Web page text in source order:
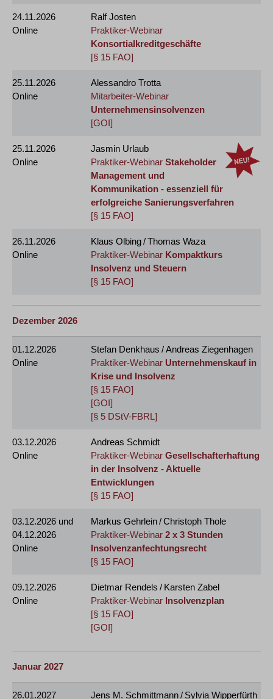
24.11.2026
Online
Ralf Josten
Praktiker-Webinar
Konsortialkreditgeschäfte
[§ 15 FAO]
25.11.2026
Online
Alessandro Trotta
Mitarbeiter-Webinar
Unternehmensinsolvenzen
[GOI]
25.11.2026
Online
Jasmin Urlaub
Praktiker-Webinar Stakeholder
Management und
Kommunikation - essenziell für
erfolgreiche Sanierungsverfahren
[§ 15 FAO]
26.11.2026
Online
Klaus Olbing / Thomas Waza
Praktiker-Webinar Kompaktkurs
Insolvenz und Steuern
[§ 15 FAO]
Dezember 2026
01.12.2026
Online
Stefan Denkhaus / Andreas Ziegenhagen
Praktiker-Webinar Unternehmenskauf in
Krise und Insolvenz
[§ 15 FAO]
[GOI]
[§ 5 DStV-FBRL]
03.12.2026
Online
Andreas Schmidt
Praktiker-Webinar Gesellschafterhaftung
in der Insolvenz - Aktuelle
Entwicklungen
[§ 15 FAO]
03.12.2026 und
04.12.2026
Online
Markus Gehrlein / Christoph Thole
Praktiker-Webinar 2 x 3 Stunden
Insolvenzanfechtungsrecht
[§ 15 FAO]
09.12.2026
Online
Dietmar Rendels / Karsten Zabel
Praktiker-Webinar Insolvenzplan
[§ 15 FAO]
[GOI]
Januar 2027
26.01.2027 Jens M. Schmittmann / Sylvia Wipperfürth